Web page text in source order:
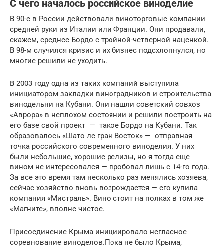
С чего началось российское виноделие
В 90-е в России действовали виноторговые компании
средней руки из Италии или Франции. Они продавали,
скажем, среднее Бордо с тройной-четверной наценкой.
В 98-м случился кризис и их бизнес подсхлопнулся, но
многие решили не уходить.
В 2003 году одна из таких компаний выступила
инициатором закладки виноградников и строительства
винодельни на Кубани. Они нашли советский совхоз
«Аврора» в неплохом состоянии и решили построить на
его базе свой проект — такое Бордо на Кубани. Так
образовалось «Шато ле гран Восток» — отправная
точка российского современного виноделия. У них
были небольшие, хорошие релизы, но я тогда еще
вином не интересовался — пробовал лишь с 14-го года.
За все это время там несколько раз менялись хозяева,
сейчас хозяйство вновь возрождается — его купила
компания «Мистраль». Вино стоит на полках в том же
«Магните», вполне чистое.
Присоединение Крыма инициировало негласное
соревнование виноделов.Пока не было Крыма,